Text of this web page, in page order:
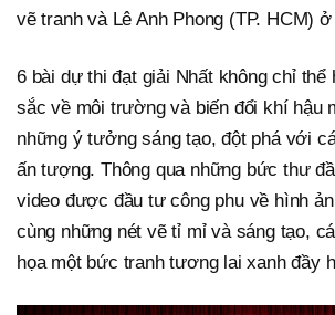
vẽ tranh và Lê Anh Phong (TP. HCM)
6 bài dự thi đạt giải Nhất không chỉ thể
sắc về môi trường và biến đổi khí hậu
những ý tưởng sáng tạo, đột phá với
ấn tượng. Thông qua những bức thư
video được đầu tư công phu về hình
cùng những nét vẽ tỉ mỉ và sáng tạo,
họa một bức tranh tương lai xanh đầy